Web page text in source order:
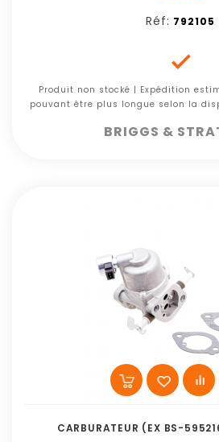
Réf: 792105

Produit non stocké | Expédition
pouvant être plus longue selon la
BRIGGS &
CARBURATEUR (EX BS-